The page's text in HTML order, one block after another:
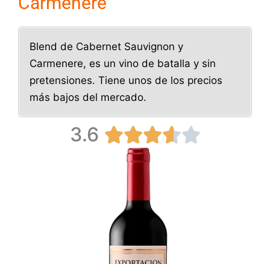
Blend de Cabernet Sauvignon y
Carmenere, es un vino de batalla y sin
pretensiones. Tiene unos de los precios
más bajos del mercado.
3.6 V